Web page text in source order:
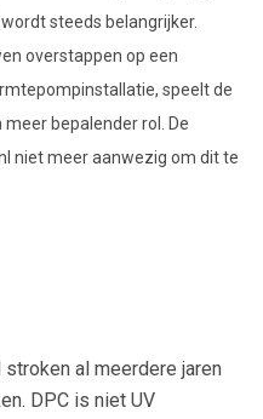
steeds belangrijker.
overstappen op een
speelt de
bepalender rol. De
niet meer aanwezig om dit te
al meerdere jaren
DPC is niet UV